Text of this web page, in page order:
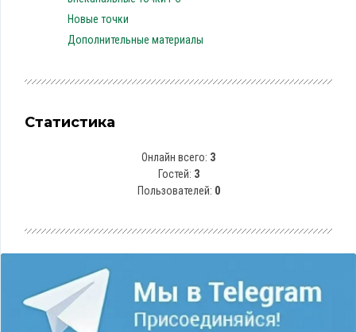
Новые точки
Дополнительные материалы
Статистика
Онлайн всего: 3
Гостей: 3
Пользователей: 0